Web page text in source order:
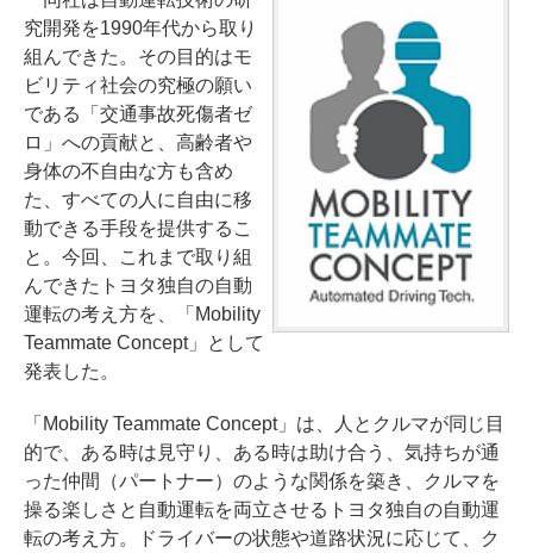
究開発を1990年代から取り
組んできた。その目的はモ
ビリティ社会の究極の願い
である「交通事故死傷者ゼ
ロ」への貢献と、高齢者や
身体の不自由な方も含め
た、すべての人に自由に移
動できる手段を提供するこ
と。今回、これまで取り組
んできたトヨタ独自の自動
運転の考え方を、「Mobility
Teammate Concept」として
発表した。
「Mobility Teammate Concept」は、人とクルマが同じ目
的で、ある時は見守り、ある時は助け合う、気持ちが通
った仲間（パートナー）のような関係を築き、クルマを
操る楽しさと自動運転を両立させるトヨタ独自の自動運
転の考え方。ドライバーの状態や道路状況に応じて、ク